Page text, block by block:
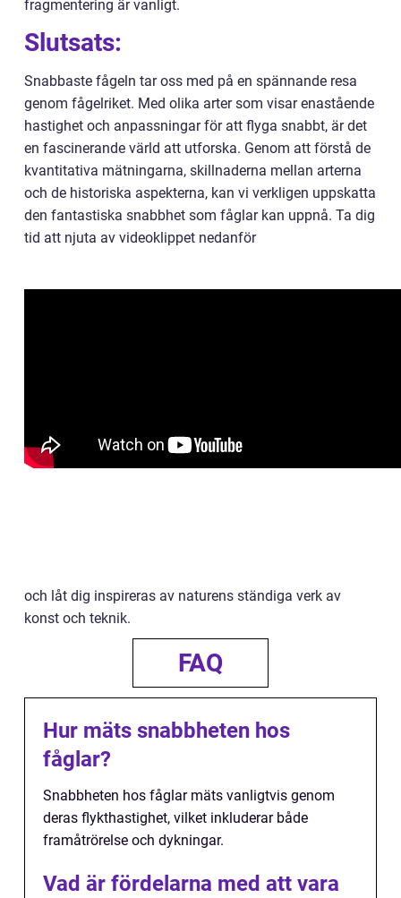
fragmentering är vanligt.
Slutsats:
Snabbaste fågeln tar oss med på en spännande resa
genom fågelriket. Med olika arter som visar enastående
hastighet och anpassningar för att flyga snabbt, är det
en fascinerande värld att utforska. Genom att förstå de
kvantitativa mätningarna, skillnaderna mellan arterna
och de historiska aspekterna, kan vi verkligen uppskatta
den fantastiska snabbhet som fåglar kan uppnå. Ta dig
tid att njuta av videoklippet nedanför
och låt dig inspireras av naturens ständiga verk av
konst och teknik.
FAQ
Hur mäts snabbheten hos
fåglar?
Snabbheten hos fåglar mäts vanligtvis genom
deras flykthastighet, vilket inkluderar både
framåtrörelse och dykningar.
Vad är fördelarna med att vara